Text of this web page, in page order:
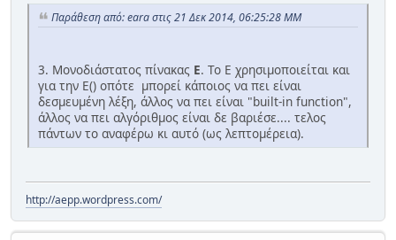
Παράθεση από: eara στις 21 Δεκ 2014, 06:25:28 ΜΜ
3. Μονοδιάστατος πίνακας Ε. Το Ε χρησιμοποιείται και
για την Ε() οπότε μπορεί κάποιος να πει είναι
δεσμευμένη λέξη, άλλος να πει είναι "built-in function",
άλλος να πει αλγόριθμος είναι δε βαριέσε.... τελος
πάντων το αναφέρω κι αυτό (ως λεπτομέρεια).
http://aepp.wordpress.com/